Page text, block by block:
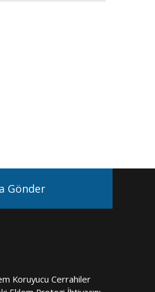
Gönder
Koruyucu Cerrahiler